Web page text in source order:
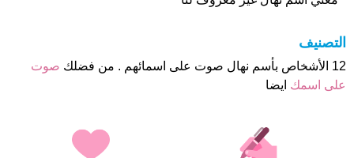
التصنيف
12 الأشخاص بأسم نهال صوت على اسمائهم . من فضلك
صوت
على اسمك ايضا